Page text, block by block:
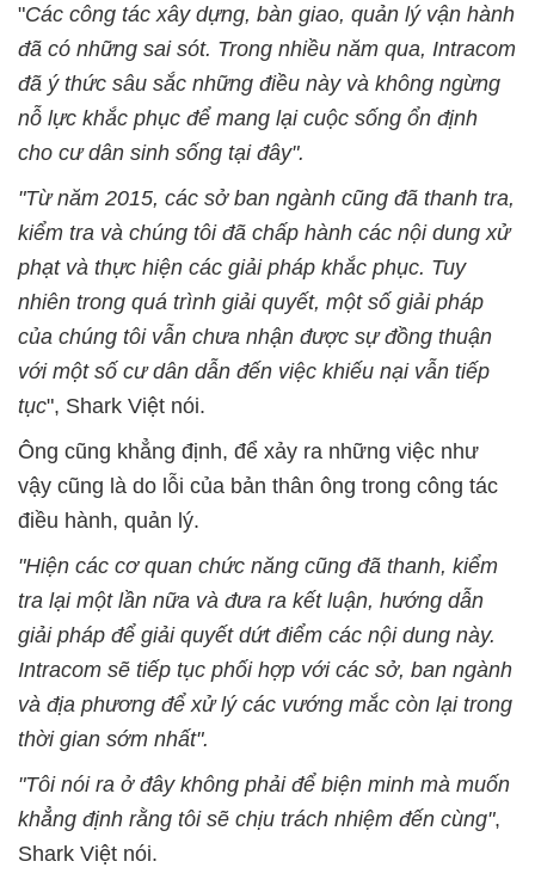
"Các công tác xây dựng, bàn giao, quản lý vận hành
đã có những sai sót. Trong nhiều năm qua, Intracom
đã ý thức sâu sắc những điều này và không ngừng
nỗ lực khắc phục để mang lại cuộc sống ổn định
cho cư dân sinh sống tại đây".
"Từ năm 2015, các sở ban ngành cũng đã thanh tra,
kiểm tra và chúng tôi đã chấp hành các nội dung xử
phạt và thực hiện các giải pháp khắc phục. Tuy
nhiên trong quá trình giải quyết, một số giải pháp
của chúng tôi vẫn chưa nhận được sự đồng thuận
với một số cư dân dẫn đến việc khiếu nại vẫn tiếp
tục", Shark Việt nói.
Ông cũng khẳng định, để xảy ra những việc như
vậy cũng là do lỗi của bản thân ông trong công tác
điều hành, quản lý.
"Hiện các cơ quan chức năng cũng đã thanh, kiểm
tra lại một lần nữa và đưa ra kết luận, hướng dẫn
giải pháp để giải quyết dứt điểm các nội dung này.
Intracom sẽ tiếp tục phối hợp với các sở, ban ngành
và địa phương để xử lý các vướng mắc còn lại trong
thời gian sớm nhất".
"Tôi nói ra ở đây không phải để biện minh mà muốn
khẳng định rằng tôi sẽ chịu trách nhiệm đến cùng",
Shark Việt nói.